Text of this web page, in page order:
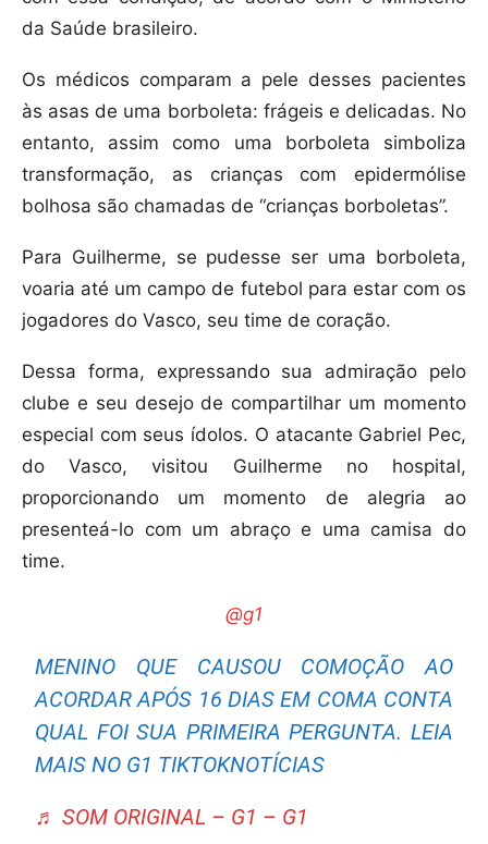
da Saúde brasileiro.
Os médicos comparam a pele desses pacientes
às asas de uma borboleta: frágeis e delicadas. No
entanto, assim como uma borboleta simboliza
transformação, as crianças com epidermólise
bolhosa são chamadas de “crianças borboletas”.
Para Guilherme, se pudesse ser uma borboleta,
voaria até um campo de futebol para estar com os
jogadores do Vasco, seu time de coração.
Dessa forma, expressando sua admiração pelo
clube e seu desejo de compartilhar um momento
especial com seus ídolos. O atacante Gabriel Pec,
do Vasco, visitou Guilherme no hospital,
proporcionando um momento de alegria ao
presenteá-lo com um abraço e uma camisa do
time.
@g1
MENINO QUE CAUSOU COMOÇÃO AO
ACORDAR APÓS 16 DIAS EM COMA CONTA
QUAL FOI SUA PRIMEIRA PERGUNTA. LEIA
MAIS NO G1 TIKTOKNOTÍCIAS
♬ SOM ORIGINAL – G1 – G1